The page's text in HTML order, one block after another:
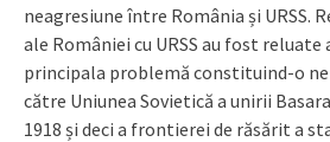
neagresiune între România și URSS.
ale României cu URSS au fost reluate
principala problemă constituind-o
către Uniunea Sovietică a unirii
1918 și deci a frontierei de răsărit a